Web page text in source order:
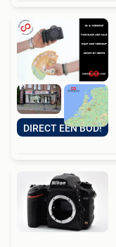
DIRECT EEN BOD!